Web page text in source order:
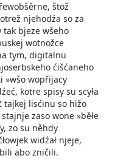
štož
njehodźa so za
bjeze wšeho
wotnožce
tym, digitalnu
ćišćaneho
»wšo wopřijacy
kotre spisy su scyła
tajkej lisćinu so hižo
zaso wone »běłe
zo su něhdy
widźał njeje,
abo zničili.